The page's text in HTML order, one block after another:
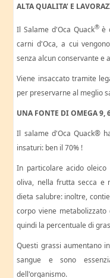
ALTA QUALITA’ E
Il Salame d'Oca Quack®è
carni d'Oca, a cui
senza alcun conservante e
Viene insaccato tramite
per preservarne al meglio
UNA FONTE DI OMEGA 9,
Il salame d'Oca Quack®
insaturi: ben il 70% !
In particolare acido
oliva, nella frutta secca e
dieta salubre: inoltre,
corpo viene
quindi la percentuale di
Questi grassi aumentano
sangue e sono
dell'organismo.